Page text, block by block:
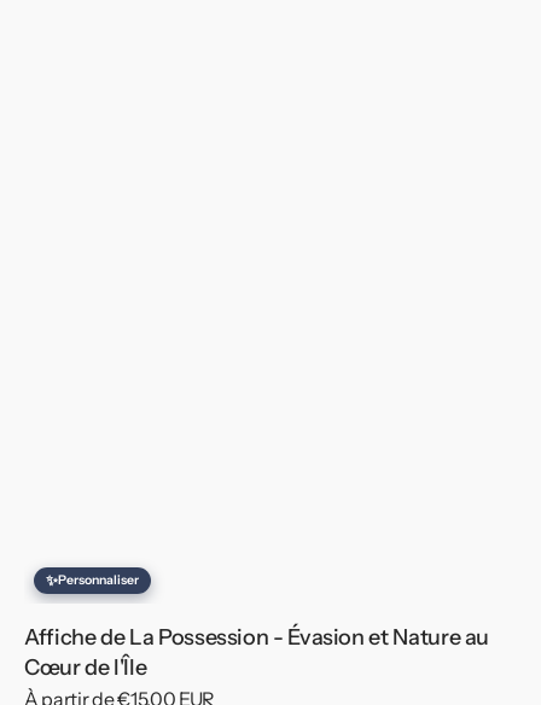
✨Personnaliser
Affiche de La Possession - Évasion et Nature au
Cœur de l'Île
Prix
À partir de €15,00 EUR